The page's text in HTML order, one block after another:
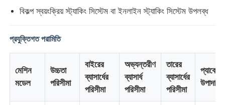
পণ্য
আমাদের সম্পর্কে
কারখানা ভ্রমণ
বিকল্প স্বয়ংক্রিয় স্ট্যাকিং সিস্টেম বা ইনলাইন স্ট্যাকিং সিস্টেম উপলব্ধ
প্রযুক্তিগত পরামিতি
মেশিন
মডেল
উচ্চতা
পরিসীমা
বাইরের
ব্যাসার্ধের
পরিসীমা
অভ্যন্তরীণ
ব্যাসার্ধ
পরিসীমা
তারের
ব্যাসার্ধের
পরিসীমা
উপাদান